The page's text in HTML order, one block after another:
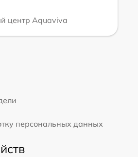
центр Aquaviva
персональных данных